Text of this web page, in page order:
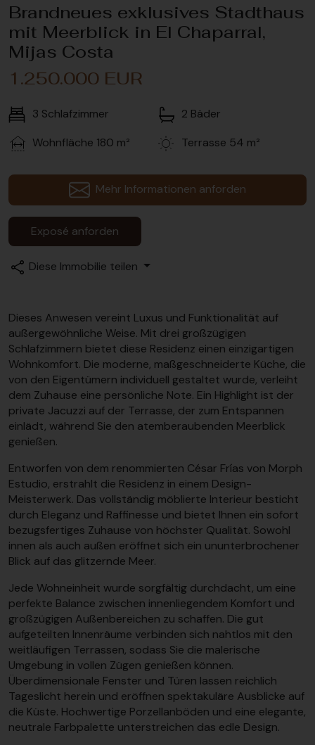
Brandneues exklusives Stadthaus
mit Meerblick in El Chaparral,
Mijas Costa
1.250.000 EUR
3 Schlafzimmer 2 Bäder
Wohnfläche 180 m² Terrasse 54 m²
Mehr Informationen anforden
Exposé anforden
Diese Immobilie teilen
Dieses Anwesen vereint Luxus und Funktionalität auf
außergewöhnliche Weise. Mit drei großzügigen
Schlafzimmern bietet diese Residenz einen einzigartigen
Wohnkomfort. Die moderne, maßgeschneiderte Küche, die
von den Eigentümern individuell gestaltet wurde, verleiht
dem Zuhause eine persönliche Note. Ein Highlight ist der
private Jacuzzi auf der Terrasse, der zum Entspannen
einlädt, während Sie den atemberaubenden Meerblick
genießen.
Entworfen von dem renommierten César Frías von Morph
Estudio, erstrahlt die Residenz in einem Design-
Meisterwerk. Das vollständig möblierte Interieur besticht
durch Eleganz und Raffinesse und bietet Ihnen ein sofort
bezugsfertiges Zuhause von höchster Qualität. Sowohl
innen als auch außen eröffnet sich ein ununterbrochener
Blick auf das glitzernde Meer.
Jede Wohneinheit wurde sorgfältig durchdacht, um eine
perfekte Balance zwischen innenliegendem Komfort und
großzügigen Außenbereichen zu schaffen. Die gut
aufgeteilten Innenräume verbinden sich nahtlos mit den
weitläufigen Terrassen, sodass Sie die malerische
Umgebung in vollen Zügen genießen können.
Überdimensionale Fenster und Türen lassen reichlich
Tageslicht herein und eröffnen spektakuläre Ausblicke auf
die Küste. Hochwertige Porzellanböden und eine elegante,
neutrale Farbpalette unterstreichen das edle Design.